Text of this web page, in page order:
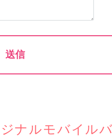
ナルモバイル